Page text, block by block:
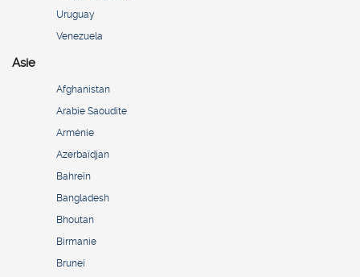
Uruguay
Venezuela
Asie
Afghanistan
Arabie Saoudite
Arménie
Azerbaïdjan
Bahreïn
Bangladesh
Bhoutan
Birmanie
Brunei